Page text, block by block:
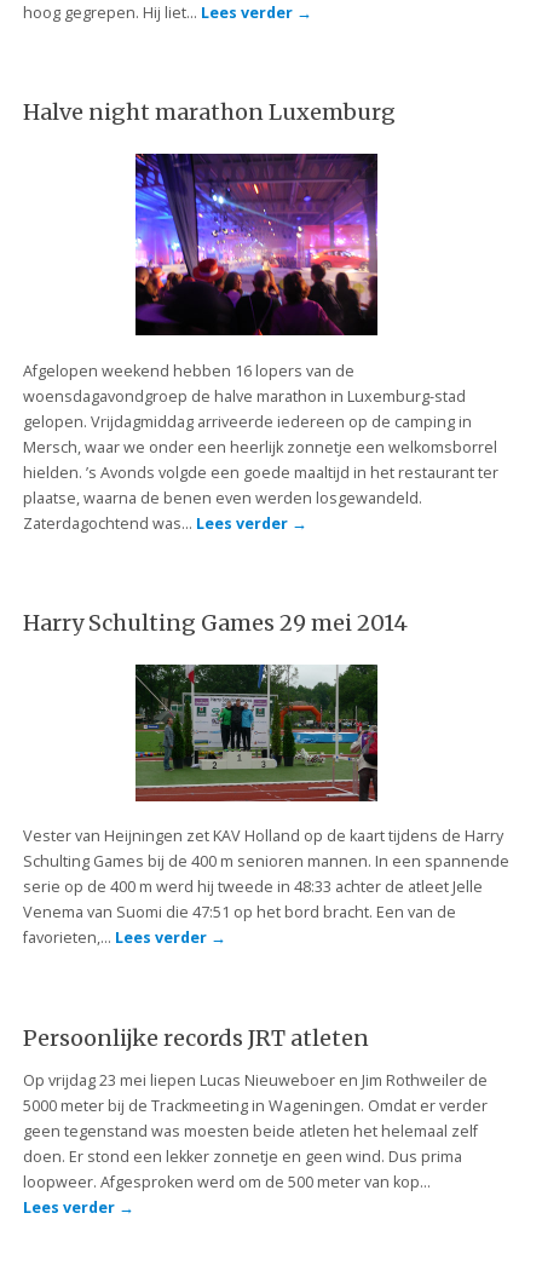
hoog gegrepen. Hij liet… Lees verder →
Halve night marathon Luxemburg
Afgelopen weekend hebben 16 lopers van de
woensdagavondgroep de halve marathon in Luxemburg-stad
gelopen. Vrijdagmiddag arriveerde iedereen op de camping in
Mersch, waar we onder een heerlijk zonnetje een welkomsborrel
hielden. ’s Avonds volgde een goede maaltijd in het restaurant ter
plaatse, waarna de benen even werden losgewandeld.
Zaterdagochtend was… Lees verder →
Harry Schulting Games 29 mei 2014
Vester van Heijningen zet KAV Holland op de kaart tijdens de Harry
Schulting Games bij de 400 m senioren mannen. In een spannende
serie op de 400 m werd hij tweede in 48:33 achter de atleet Jelle
Venema van Suomi die 47:51 op het bord bracht. Een van de
favorieten,… Lees verder →
Persoonlijke records JRT atleten
Op vrijdag 23 mei liepen Lucas Nieuweboer en Jim Rothweiler de
5000 meter bij de Trackmeeting in Wageningen. Omdat er verder
geen tegenstand was moesten beide atleten het helemaal zelf
doen. Er stond een lekker zonnetje en geen wind. Dus prima
loopweer. Afgesproken werd om de 500 meter van kop…
Lees verder →